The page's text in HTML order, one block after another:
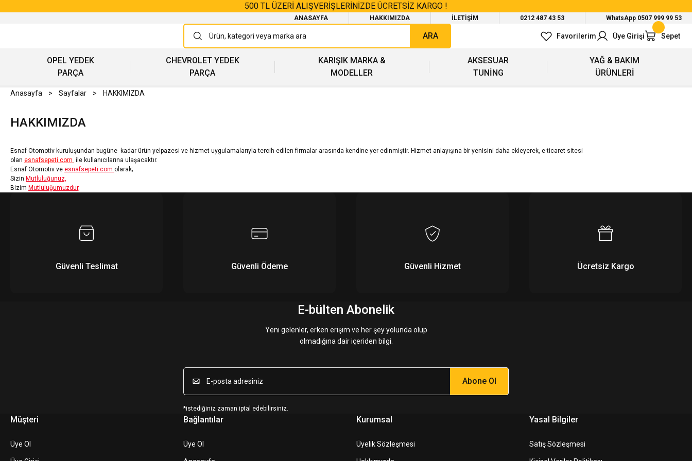
500 TL ÜZERİ ALIŞVERİŞLERİNİZDE ÜCRETSİZ KARGO !
ANASAYFA HAKKIMIZDA İLETİŞİM 0212 487 43 53 WhatsApp 0507 999 99 53
ARA Favorilerim Üye Girişi Sepet
OPEL YEDEK
PARÇA
CHEVROLET YEDEK
PARÇA
KARIŞIK MARKA &
MODELLER
AKSESUAR
TUNİNG
YAĞ & BAKIM
ÜRÜNLERİ
Anasayfa Sayfalar HAKKIMIZDA
HAKKIMIZDA
Esnaf Otomotiv kuruluşundan bugüne kadar ürün yelpazesi ve hizmet uygulamalarıyla tercih edilen firmalar arasında kendine yer edinmiştir. Hizmet anlayışına bir yenisini daha ekleyerek, e-ticaret sitesi
olan esnafsepeti.com ile kullanıcılarına ulaşacaktır.
Esnaf Otomotiv ve esnafsepeti.com olarak;
Sizin Mutluluğunuz,
Bizim Mutluluğumuzdur,
Güvenli Teslimat Güvenli Ödeme Güvenli Hizmet Ücretsiz Kargo
E-bülten Abonelik
Yeni gelenler, erken erişim ve her şey yolunda olup
olmadığına dair içeriden bilgi.
Abone Ol
*istediğiniz zaman iptal edebilirsiniz.
Müşteri
Üye Ol
Bağlantılar
Üye Ol
Kurumsal
Üyelik Sözleşmesi
Yasal Bilgiler
Satış Sözleşmesi